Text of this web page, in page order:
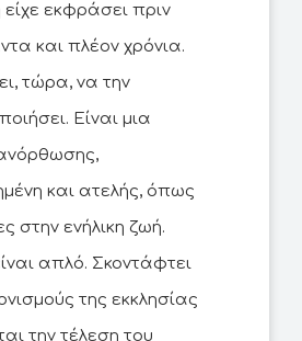
είχε εκφράσει πριν
και πλέον χρόνια.
τώρα, να την
Είναι μια
και ατελής, όπως
στην ενήλικη ζωή.
απλό. Σκοντάφτει
της εκκλησίας
την τέλεση του